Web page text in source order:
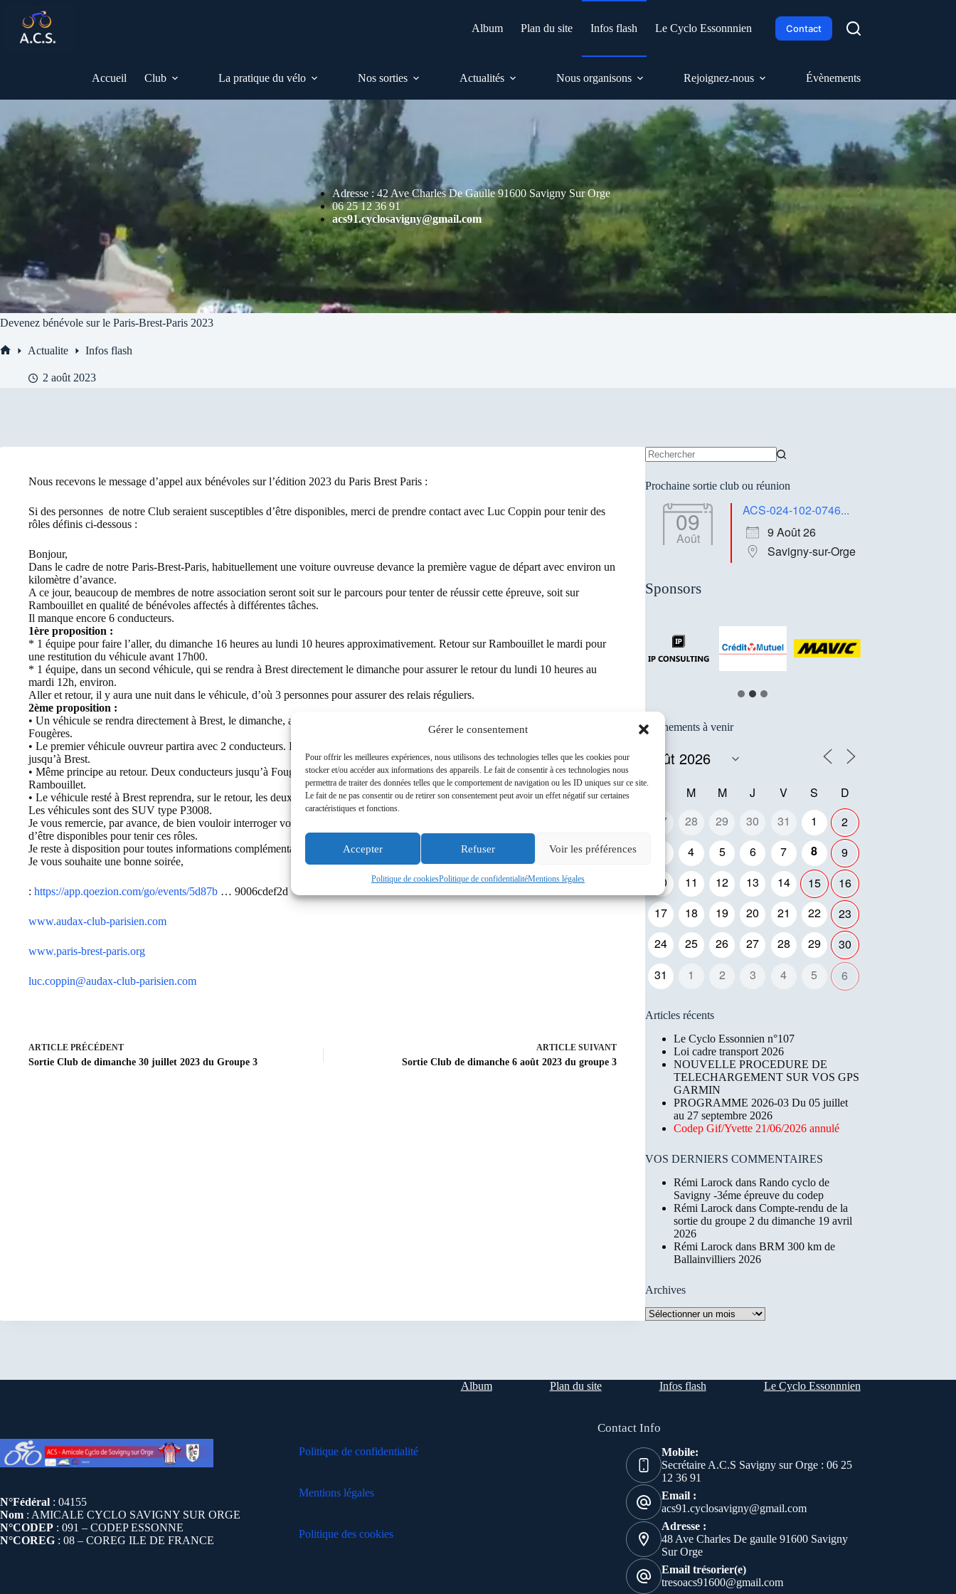
Gérer le consentement
Pour offrir les meilleures expériences, nous utilisons des technologies telles que les cookies pour
stocker et/ou accéder aux informations des appareils. Le fait de consentir à ces technologies nous
permettra de traiter des données telles que le comportement de navigation ou les ID uniques sur ce site.
Le fait de ne pas consentir ou de retirer son consentement peut avoir un effet négatif sur certaines
caractéristiques et fonctions.
Accepter Refuser Voir les préférences
Politique de cookiesPolitique de confidentialitéMentions légales
contenu
Album Plan du site Infos flash Le Cyclo Essonnnien Contact
Accueil Club La pratique du vélo Nos sorties Actualités Nous organisons Rejoignez-nous Évènements
Adresse : 42 Ave Charles De Gaulle 91600 Savigny Sur Orge
06 25 12 36 91
acs91.cyclosavigny@gmail.com
Devenez bénévole sur le Paris-Brest-Paris 2023
Actualite Infos flash
2 août 2023
Nous recevons le message d’appel aux bénévoles sur l’édition 2023 du Paris Brest Paris :
Si des personnes de notre Club seraient susceptibles d’être disponibles, merci de prendre contact avec Luc Coppin pour tenir des
rôles définis ci-dessous :
Bonjour,
Dans le cadre de notre Paris-Brest-Paris, habituellement une voiture ouvreuse devance la première vague de départ avec environ un
kilomètre d’avance.
A ce jour, beaucoup de membres de notre association seront soit sur le parcours pour tenter de réussir cette épreuve, soit sur
Rambouillet en qualité de bénévoles affectés à différentes tâches.
Il manque encore 6 conducteurs.
1ère proposition :
* 1 équipe pour faire l’aller, du dimanche 16 heures au lundi 10 heures approximativement. Retour sur Rambouillet le mardi pour
une restitution du véhicule avant 17h00.
* 1 équipe, dans un second véhicule, qui se rendra à Brest directement le dimanche pour assurer le retour du lundi 10 heures au
mardi 12h, environ.
Aller et retour, il y aura une nuit dans le véhicule, d’où 3 personnes pour assurer des relais réguliers.
2ème proposition :
• Un véhicule se rendra directement à Brest, le dimanche, avec 4 personnes à son bord. Deux d’entre elles seront déposées à
Fougères.
• Le premier véhicule ouvreur partira avec 2 conducteurs. Ils seront remplacés à Fougères. Ce véhicule poursuivra le parcours
jusqu’à Brest.
• Même principe au retour. Deux conducteurs jusqu’à Fougères qui seront relayés par ceux qui termineront le parcours jusqu’à
Rambouillet.
• Le véhicule resté à Brest reprendra, sur le retour, les deux personnes laissées à Fougères.
Les véhicules sont des SUV type P3008.
Je vous remercie, par avance, de bien vouloir interroger vos connaissances afin de savoir si des personnes seraient susceptibles
d’être disponibles pour tenir ces rôles.
Je reste à disposition pour toutes informations complémentaires et dans l’attente de vous lire,
Je vous souhaite une bonne soirée,
: https://app.qoezion.com/go/events/5d87b … 9006cdef2d
www.audax-club-parisien.com
www.paris-brest-paris.org
luc.coppin@audax-club-parisien.com
ARTICLE PRÉCÉDENT
Sortie Club de dimanche 30 juillet 2023 du Groupe 3
ARTICLE SUIVANT
Sortie Club de dimanche 6 août 2023 du groupe 3
résultat
Prochaine sortie club ou réunion
09
Août
ACS-024-102-0746...
9 Août 26
Savigny-sur-Orge
Sponsors
Événements à venir
M M J V S
D
27
28 29 30 31 1
2
4 5 6 7 8
9
10
11 12 13 14 15
16
17
18 19 20 21 22
23
24
25 26 27 28 29
30
31
1 2 3 4 5 6
Articles récents
Le Cyclo Essonnien n°107
Loi cadre transport 2026
NOUVELLE PROCEDURE DE
TELECHARGEMENT SUR VOS GPS
GARMIN
PROGRAMME 2026-03 Du 05 juillet
au 27 septembre 2026
Codep Gif/Yvette 21/06/2026 annulé
VOS DERNIERS COMMENTAIRES
Rémi Larock dansRando cyclo de
Savigny -3éme épreuve du codep
Rémi Larock dansCompte-rendu de la
sortie du groupe 2 du dimanche 19 avril
2026
Rémi Larock dansBRM 300 km de
Ballainvilliers 2026
Archives
Archives
Album Plan du site Infos flash Le Cyclo Essonnnien
N°Fédéral : 04155
Nom : AMICALE CYCLO SAVIGNY SUR ORGE
N°CODEP : 091 – CODEP ESSONNE
N°COREG : 08 – COREG ILE DE FRANCE
Politique de confidentialité
Mentions légales
Politique des cookies
Contact Info
Mobile:
Secrétaire A.C.S Savigny sur Orge : 06 25
12 36 91
Email :
acs91.cyclosavigny@gmail.com
Adresse :
48 Ave Charles De gaulle 91600 Savigny
Sur Orge
Email trésorier(e)
tresoacs91600@gmail.com